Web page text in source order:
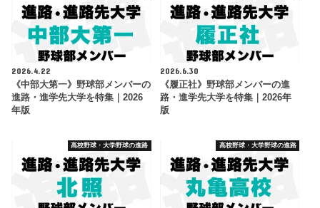
2026.4.22
《中部大第一》野球部メンバーの
進路・進学先大学を特集｜2026
年版
2026.6.30
《履正社》野球部メンバーの進
路・進学先大学を特集｜2026年
版
高校野球・大学野球の進路 高校野球・大学野球の進路